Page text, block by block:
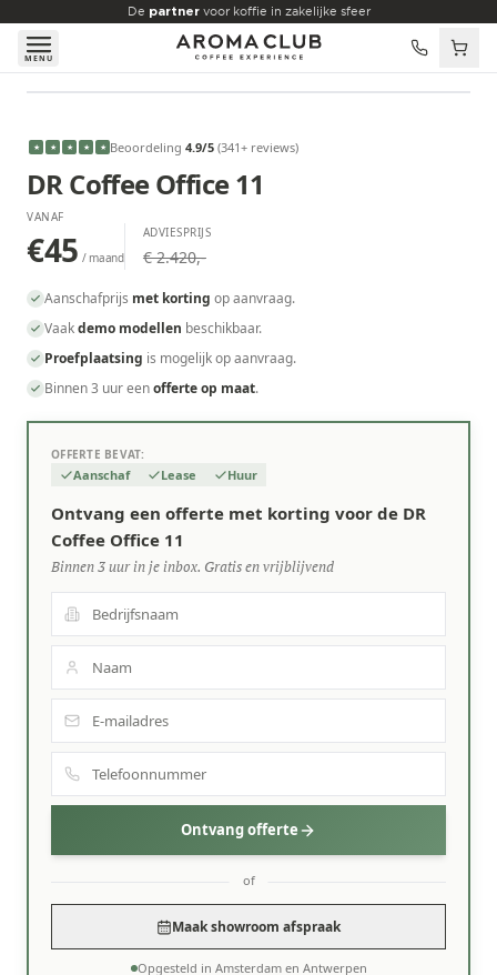
Skip to main content
De partnervoor koffie in zakelijke sfeer
MENU
€45 /maand
★ ★ ★ ★ ★ Beoordeling 4.9/5 (341+ reviews)
DR Coffee Office 11
VANAF
€45 / maand
ADVIESPRIJS
€ 2.420,-
Aanschafprijs met korting op aanvraag.
Vaakdemo modellen beschikbaar.
Proefplaatsing is mogelijk op aanvraag.
Binnen 3 uur eenofferte op maat.
OFFERTE BEVAT:
Aanschaf Lease Huur
Ontvang een offerte met korting voor de DR
Coffee Office 11
Binnen 3 uur in je inbox. Gratis en vrijblijvend
Ontvang offerte
of
Maak showroom afspraak
Opgesteld in Amsterdam en Antwerpen